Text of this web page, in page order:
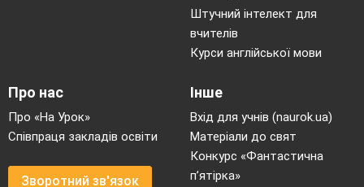
Штучний інтелект для
вчителів
Курси англійської мови
Про нас
Про «На Урок»
Співпраця закладів освіти
Зворотний зв'язок
Інше
Вхід для учнів (naurok.ua)
Матеріали до свят
Конкурс «Фантастична
п’ятірка»